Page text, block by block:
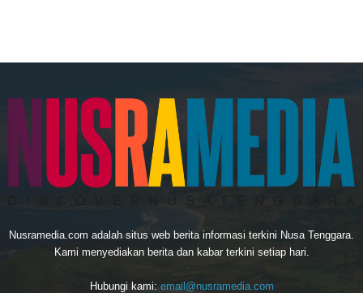
Nusramedia.com adalah situs web berita informasi terkini Nusa Tenggara.
Kami menyediakan berita dan kabar terkini setiap hari.
Hubungi kami: email@nusramedia.com